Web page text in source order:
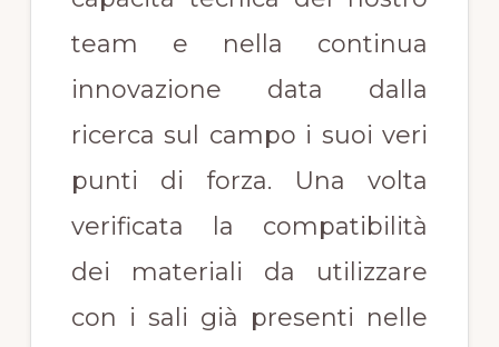
team e nella continua
innovazione data dalla
ricerca sul campo i suoi veri
punti di forza. Una volta
verificata la compatibilità
dei materiali da utilizzare
con i sali già presenti nelle